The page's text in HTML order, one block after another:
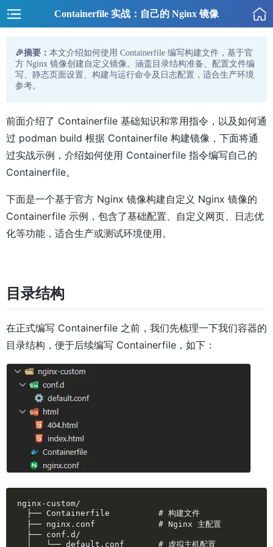
Containerfile 实战：自己的 Nginx 镜像
🎉摘要： 本文介绍如何使用 Containerfile 编写构建文件，基于官
方 Nginx 镜像创建自定义镜像。涵盖目录结构准备、配置文件编
写、静态页面设置、构建与运行命令及日志配置，适合生产环境
参考。
前面介绍了 Containerfile 基础知识和常用指令，以及如何通
过 podman build 根据 Containerfile 构建镜像，下面将通
过实战示例，介绍如何使用 Containerfile 指令编写自己的
Containerfile。
下面是一个基于官方 Nginx 镜像构建自定义 Nginx 镜像的
Containerfile 示例，包含了基础配置、自定义网页、日志优
化等功能，适合生产或测试环境使用。
目录结构
在正式编写 Containerfile 之前，我们先梳理一下我们容器的
目录结构，便于后续编写 Containerfile，如下：
nginx-custom/
├── Containerfile          # 构建文件
├── nginx.conf             # Nginx 主配置
├── conf.d/
│   └── default.conf       # 虚拟主机配置